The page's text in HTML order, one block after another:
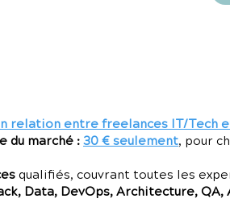
relation entre freelances IT/Tech
du marché :30 € seulement, pour
qualifiés, couvrant toutes les
Data, DevOps, Architecture, QA,